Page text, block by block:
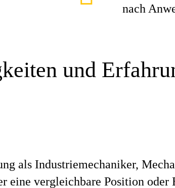
nach
und
als Industriemechaniker,
eine vergleichbare Position oder